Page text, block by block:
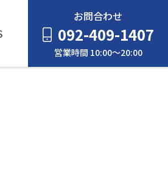
お問合わせ
092-409-1407
営業時間 10:00～20:00